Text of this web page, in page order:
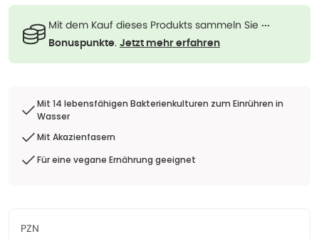
Mit dem Kauf dieses Produkts sammeln Sie ···
Bonuspunkte. Jetzt mehr erfahren
Mit 14 lebensfähigen Bakterienkulturen zum Einrühren in
Wasser
Mit Akazienfasern
Für eine vegane Ernährung geeignet
PZN